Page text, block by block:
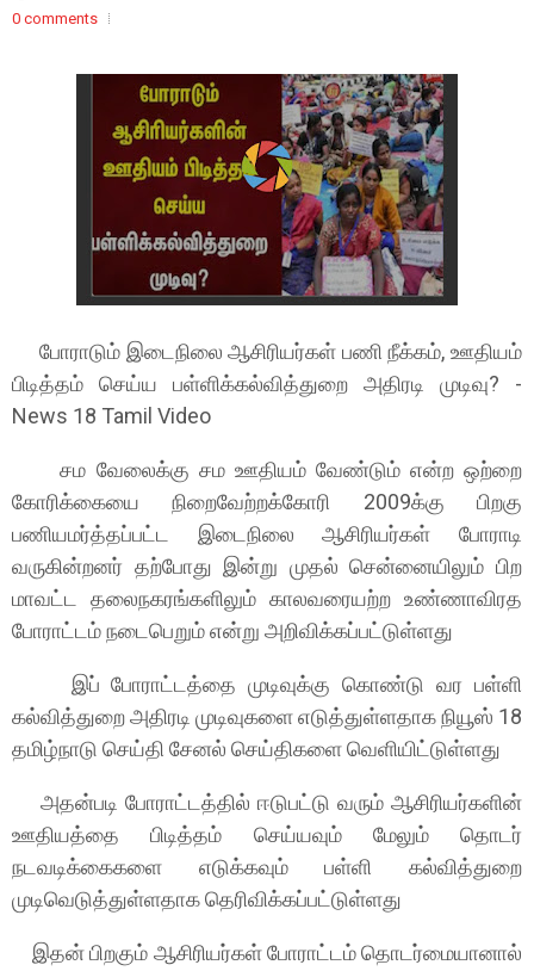
0 comments
போராடும் இடைநிலை ஆசிரியர்கள் பணி நீக்கம், ஊதியம்
பிடித்தம் செய்ய பள்ளிக்கல்வித்துறை அதிரடி முடிவு? -
News 18 Tamil Video
சம வேலைக்கு சம ஊதியம் வேண்டும் என்ற ஒற்றை
கோரிக்கையை நிறைவேற்றக்கோரி 2009க்கு பிறகு
பணியமர்த்தப்பட்ட இடைநிலை ஆசிரியர்கள் போராடி
வருகின்றனர் தற்போது இன்று முதல் சென்னையிலும் பிற
மாவட்ட தலைநகரங்களிலும் காலவரையற்ற உண்ணாவிரத
போராட்டம் நடைபெறும் என்று அறிவிக்கப்பட்டுள்ளது
இப் போராட்டத்தை முடிவுக்கு கொண்டு வர பள்ளி
கல்வித்துறை அதிரடி முடிவுகளை எடுத்துள்ளதாக நியூஸ் 18
தமிழ்நாடு செய்தி சேனல் செய்திகளை வெளியிட்டுள்ளது
அதன்படி போராட்டத்தில் ஈடுபட்டு வரும் ஆசிரியர்களின்
ஊதியத்தை பிடித்தம் செய்யவும் மேலும் தொடர்
நடவடிக்கைகளை எடுக்கவும் பள்ளி கல்வித்துறை
முடிவெடுத்துள்ளதாக தெரிவிக்கப்பட்டுள்ளது
இதன் பிறகும் ஆசிரியர்கள் போராட்டம் தொடர்மையானால்